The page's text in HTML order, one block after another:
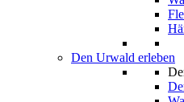
Den Urwald erleben